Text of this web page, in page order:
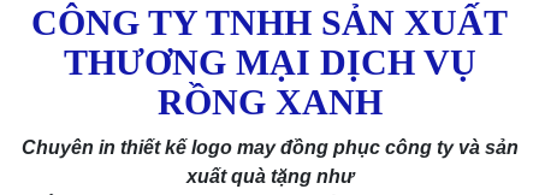
CÔNG TY TNHH SẢN XUẤT
THƯƠNG MẠI DỊCH VỤ
RỒNG XANH
Chuyên in thiết kế logo may đồng phục công ty và sản
xuất quà tặng như